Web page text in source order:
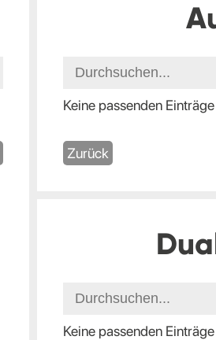
Keine passenden
Zurück
Keine passenden